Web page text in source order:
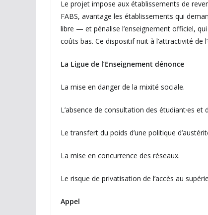
Le projet impose aux établissements de
FABS, avantage les établissements qui
libre — et pénalise l’enseignement officiel,
coûts bas. Ce dispositif nuit à l’attractivité
La Ligue de l’Enseignement dénonce
La mise en danger de la mixité sociale.
L’absence de consultation des étudiant·es et
Le transfert du poids d’une politique
La mise en concurrence des réseaux.
Le risque de privatisation de l’accès au
Appel